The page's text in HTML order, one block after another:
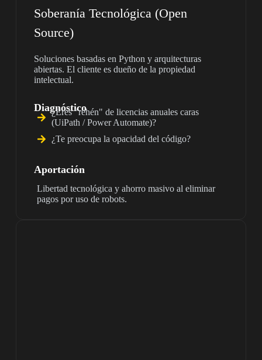
Soberanía Tecnológica (Open
Source)
Soluciones basadas en Python y arquitecturas
abiertas. El cliente es dueño de la propiedad
intelectual.
Diagnóstico
¿Eres "rehén" de licencias anuales caras
(UiPath / Power Automate)?
¿Te preocupa la opacidad del código?
Aportación
Libertad tecnológica y ahorro masivo al eliminar
pagos por uso de robots.